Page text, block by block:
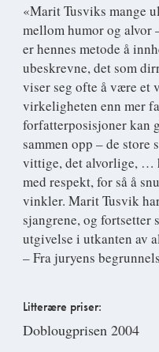
«Marit Tusviks mange
mellom humor og alvor
er hennes metode å
ubeskrevne, det som
viser seg ofte å være et
virkeligheten enn mer
forfatterposisjoner kan
sammen opp – de store
vittige, det alvorlige, …
med respekt, for så å
vinkler. Marit Tusvik
sjangrene, og
utgivelse i utkanten av
– Fra juryens
Litterære priser:
Doblougprisen 2004